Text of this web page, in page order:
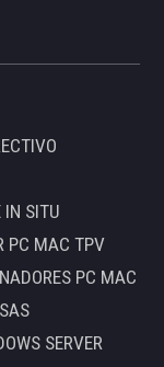
IN SITU
PC MAC TPV
PC MAC
SERVER